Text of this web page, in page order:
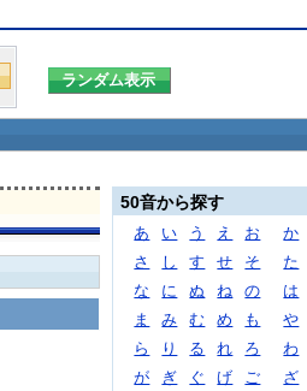
50音から探す
あ い う え お か
さ
し す せ そ た
な
に ぬ ね の は
ま
み む め も や
ら
り る れ ろ わ
が
ぎ ぐ げ ご ざ